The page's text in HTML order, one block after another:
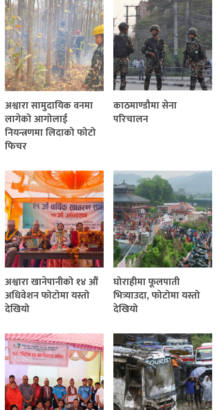
अश्वारा सामुदायिक वनमा
लागेको आगोलाई
नियन्त्रणमा लिदाको फोटो
फिचर
काठमाण्डौमा सेना
परिचालन
अश्वारा खानेपानीको १४ औं
अधिवेशन फोटोमा यस्तो
देखियो
घोराहीमा फूलपाती
भित्र्याउदा, फोटोमा यस्तो
देखियो